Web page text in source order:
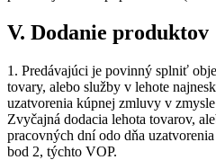
V. Dodanie produktov
1. Predávajúci je povinný splniť
tovary, alebo služby v lehote
uzatvorenia kúpnej zmluvy v
Zvyčajná dodacia lehota tovarov,
pracovných dní odo dňa
bod 2, týchto VOP.